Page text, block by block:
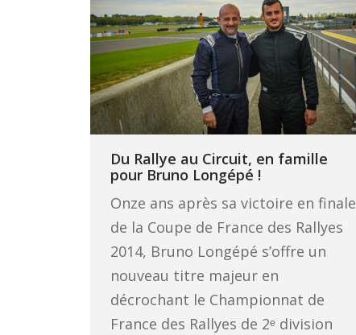
Du Rallye au Circuit, en famille
pour Bruno Longépé !
Onze ans après sa victoire en finale
de la Coupe de France des Rallyes
2014, Bruno Longépé s’offre un
nouveau titre majeur en
décrochant le Championnat de
France des Rallyes de 2ᵉ division